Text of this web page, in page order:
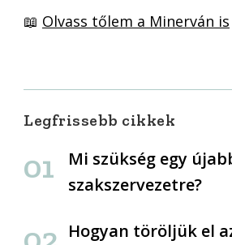
📖 Olvass tőlem a Minerván is
Legfrissebb cikkek
Mi szükség egy
szakszervezetre?
Hogyan töröljük el